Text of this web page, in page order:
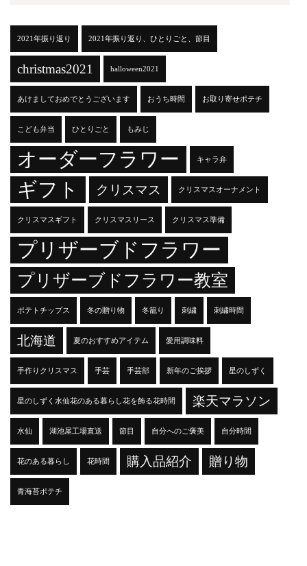
2021年振り返り 2021年振り返り、ひとりごと、節目
christmas2021 halloween2021
あけましておめでとうございます おうち時間 お取り寄せポテチ
こども弁当 ひとりごと もみじ
オーダーフラワー キャラ弁
ギフト クリスマス クリスマスオーナメント
クリスマスギフト クリスマスリース クリスマス準備
プリザーブドフラワー
プリザーブドフラワー教室
ポテトチップス 冬の贈り物 冬籠り 刺繍 刺繍時間
北海道 夏のおすすめアイテム 愛用調味料
手作りクリスマス 手芸 手芸部 新年のご挨拶 星のしずく
星のしずく水仙花のある暮らし花を飾る花時間 楽天マラソン
水仙 湖池屋工場直送 節目 自分へのご褒美 自分時間
花のある暮らし 花時間 購入品紹介 贈り物
青海苔ポテチ